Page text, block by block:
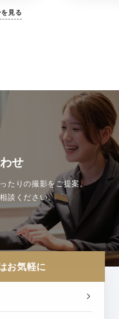
見る
せ
たりの撮影をご提案。
談ください。
お気軽に